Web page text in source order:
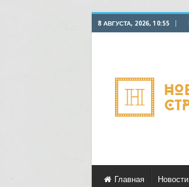
8 АВГУСТА, 2026, 10:55
Главная Новости